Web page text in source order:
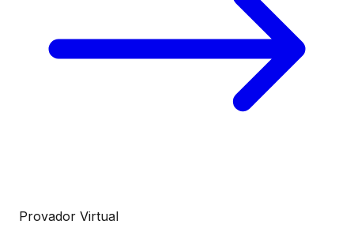
Provador Virtual